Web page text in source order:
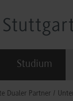
Studium
Dualer Partner